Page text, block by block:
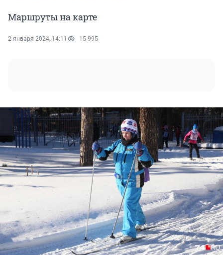
Маршруты на карте
2 января 2024, 14:11 15 995